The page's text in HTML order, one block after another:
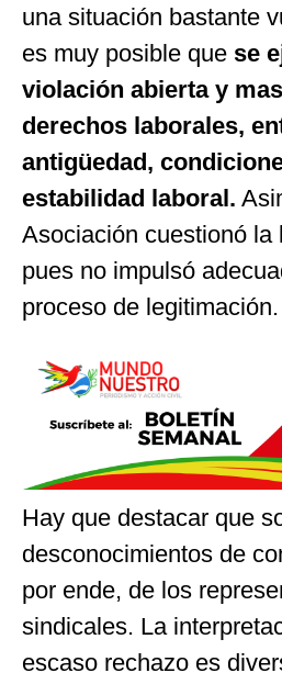
una situación bastante
es muy posible que se
violación abierta y
derechos laborales,
antigüedad,
estabilidad laboral.
Asociación cuestionó la
pues no impulsó
proceso de legitimación.
Hay que destacar que
desconocimientos de
por ende, de los
sindicales. La
escaso rechazo es